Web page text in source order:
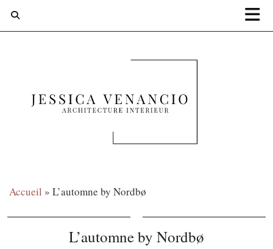
Accueil » L’automne by Nordbø
L’automne by Nordbø